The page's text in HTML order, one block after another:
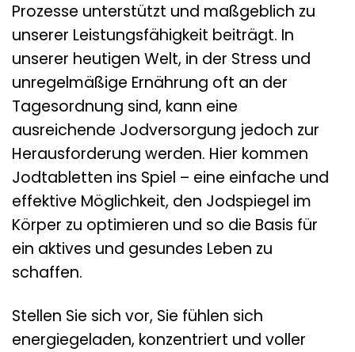
Prozesse unterstützt und maßgeblich zu
unserer Leistungsfähigkeit beiträgt. In
unserer heutigen Welt, in der Stress und
unregelmäßige Ernährung oft an der
Tagesordnung sind, kann eine
ausreichende Jodversorgung jedoch zur
Herausforderung werden. Hier kommen
Jodtabletten ins Spiel – eine einfache und
effektive Möglichkeit, den Jodspiegel im
Körper zu optimieren und so die Basis für
ein aktives und gesundes Leben zu
schaffen.
Stellen Sie sich vor, Sie fühlen sich
energiegeladen, konzentriert und voller